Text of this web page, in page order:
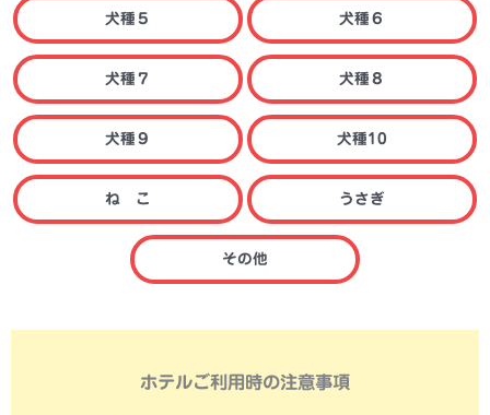
犬種５ 犬種６
犬種７ 犬種８
犬種９ 犬種10
ね こ うさぎ
その他
ホテルご利用時の注意事項